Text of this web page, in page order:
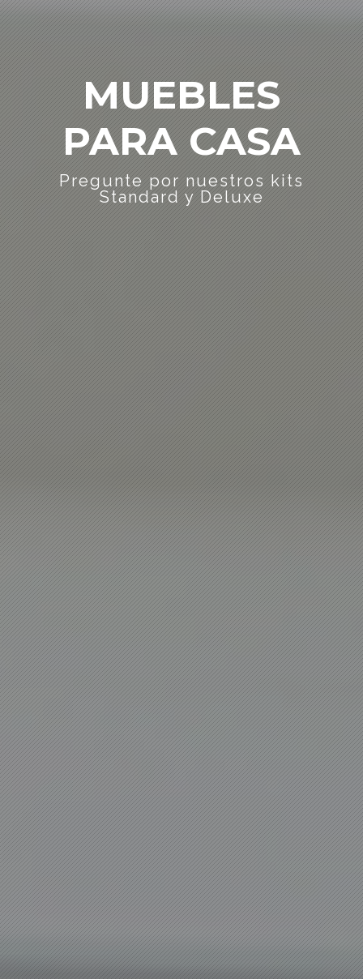
MUEBLES
PARA CASA
Pregunte por nuestros kits
Standard y Deluxe